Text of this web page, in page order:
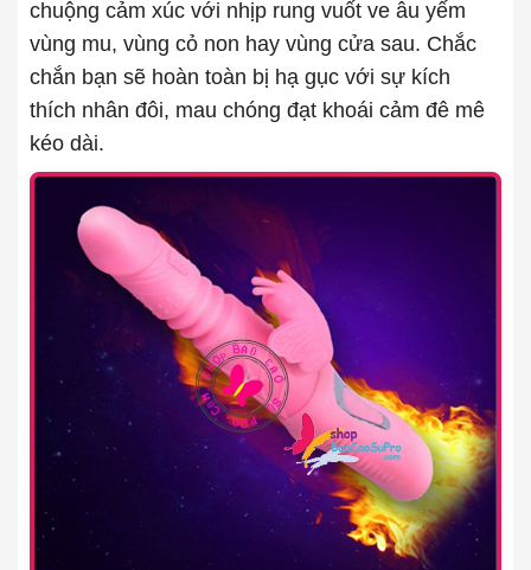
chuộng cảm xúc với nhịp rung vuốt ve âu yếm
vùng mu, vùng cỏ non hay vùng cửa sau. Chắc
chắn bạn sẽ hoàn toàn bị hạ gục với sự kích
thích nhân đôi, mau chóng đạt khoái cảm đê mê
kéo dài.